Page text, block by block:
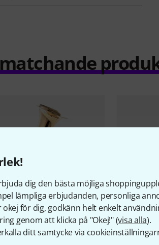
dig den bästa möjliga
lämpliga erbjudanden, personliga
för dig, godkänn helt enkelt
genom att klicka på "Okej!" (visa alla).
ditt samtycke via
7
54L 1100 A Baritone
Kariso230
3 899